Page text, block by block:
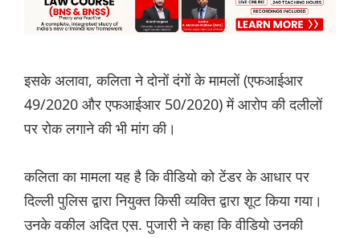
इसके अलावा, कलिता ने दोनों दंगों के मामलों (एफआईआर
49/2020 और एफआईआर 50/2020) में आरोप की दलीलों
पर रोक लगाने की भी मांग की।
कलिता का मामला यह है कि वीडियो को टेंडर के आधार पर
दिल्ली पुलिस द्वारा नियुक्त किसी व्यक्ति द्वारा शूट किया गया।
उनके वकील अदित एस. पुजारी ने कहा कि वीडियो उनकी